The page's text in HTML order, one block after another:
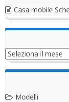
Casa mobile
Archivi
Modelli